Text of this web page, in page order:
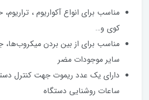
مناسب برای انواع آکواریوم ،
کوی و…
مناسب برای از بین بردن میکروب‌ها،
سایر موجودات مضر
دارای یک عدد ریموت جهت کنترل
ساعات روشنایی دستگاه